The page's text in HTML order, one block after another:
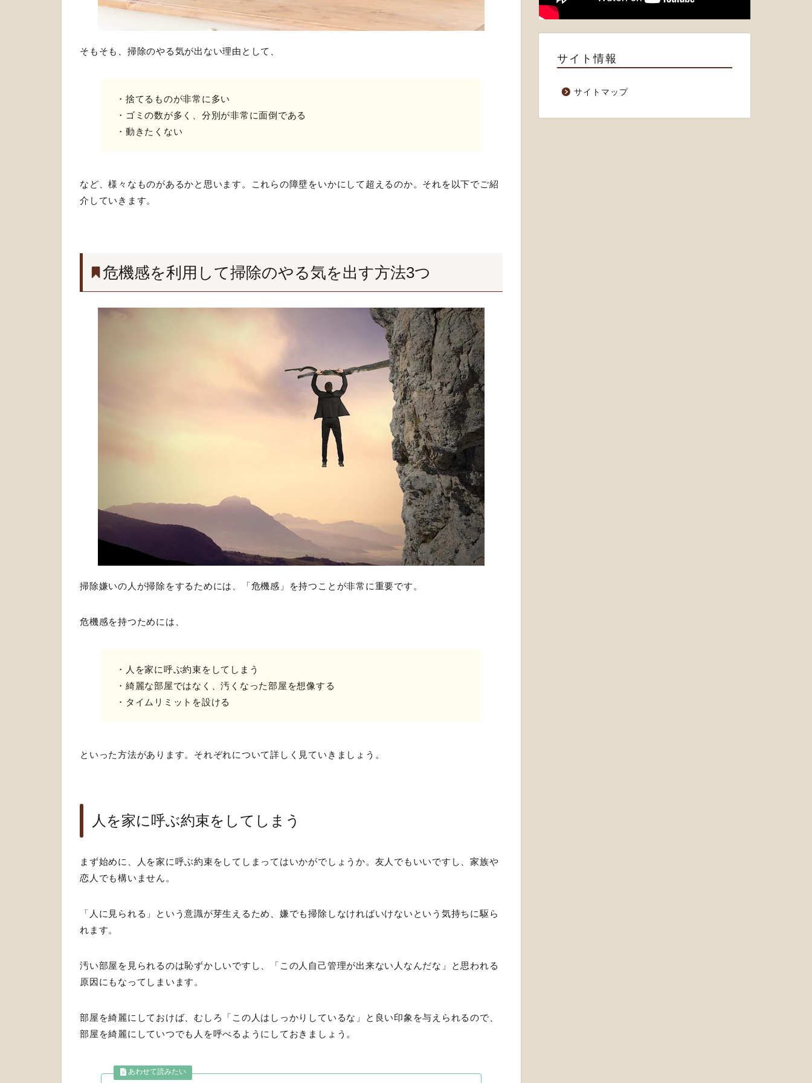
そもそも、掃除のやる気が出ない理由として、
・捨てるものが非常に多い
・ゴミの数が多く、分別が非常に面倒である
・動きたくない
など、様々なものがあるかと思います。これらの障壁をいかにして超えるのか。それを以下でご紹
介していきます。
危機感を利用して掃除のやる気を出す方法3つ
掃除嫌いの人が掃除をするためには、「危機感」を持つことが非常に重要です。
危機感を持つためには、
・人を家に呼ぶ約束をしてしまう
・綺麗な部屋ではなく、汚くなった部屋を想像する
・タイムリミットを設ける
といった方法があります。それぞれについて詳しく見ていきましょう。
人を家に呼ぶ約束をしてしまう
まず始めに、人を家に呼ぶ約束をしてしまってはいかがでしょうか。友人でもいいですし、家族や
恋人でも構いません。
「人に見られる」という意識が芽生えるため、嫌でも掃除しなければいけないという気持ちに駆ら
れます。
汚い部屋を見られるのは恥ずかしいですし、「この人自己管理が出来ない人なんだな」と思われる
原因にもなってしまいます。
部屋を綺麗にしておけば、むしろ「この人はしっかりしているな」と良い印象を与えられるので、
部屋を綺麗にしていつでも人を呼べるようにしておきましょう。
サイト情報
サイトマップ